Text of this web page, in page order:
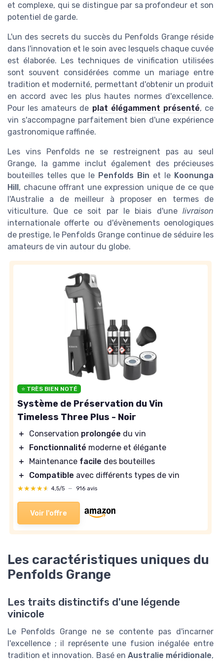
et complexe, qui se distingue par sa profondeur et son
potentiel de garde.
L'un des secrets du succès du Penfolds Grange réside
dans l'innovation et le soin avec lesquels chaque cuvée
est élaborée. Les techniques de vinification utilisées
sont souvent considérées comme un mariage entre
tradition et modernité, permettant d'obtenir un produit
en accord avec les plus hautes normes d'excellence.
Pour les amateurs de plat élégamment présenté, ce
vin s'accompagne parfaitement bien d'une expérience
gastronomique raffinée.
Les vins Penfolds ne se restreignent pas au seul
Grange, la gamme inclut également des précieuses
bouteilles telles que le Penfolds Bin et le Koonunga
Hill , chacune offrant une expression unique de ce que
l'Australie a de meilleur à proposer en termes de
viticulture. Que ce soit par le biais d'une livraison
internationale offerte ou d'évènements oenologiques
de prestige, le Penfolds Grange continue de séduire les
amateurs de vin autour du globe.
⭐ TRÈS BIEN NOTÉ
Système de Préservation du Vin
Timeless Three Plus - Noir
＋ Conservation prolongée du vin
＋
Fonctionnalité moderne et élégante
＋
Maintenance facile des bouteilles
＋
Compatible avec différents types de vin
★★★★★
★★★★★ 4,5/5 — 916 avis
Voir l'offre
Les caractéristiques uniques du
Penfolds Grange
Les traits distinctifs d'une légende
vinicole
Le Penfolds Grange ne se contente pas d'incarner
l'excellence ; il représente une fusion inégalée entre
tradition et innovation. Basé en Australie méridionale,